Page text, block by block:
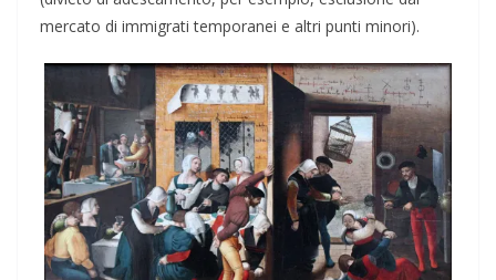
mercato di immigrati temporanei e altri punti minori).